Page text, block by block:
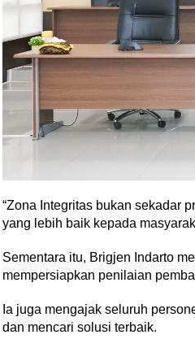
“Zona Integritas bukan sekadar
yang lebih baik kepada
Sementara itu, Brigjen Indarto
mempersiapkan penilaian
Ia juga mengajak seluruh
dan mencari solusi terbaik.